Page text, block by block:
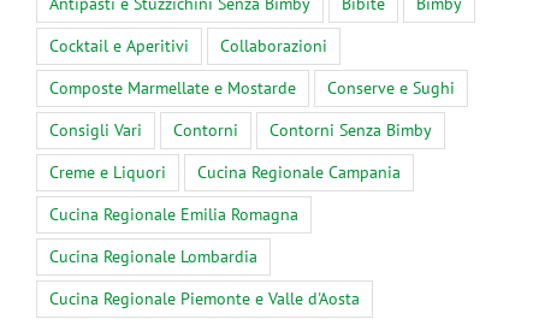
Cocktail e Aperitivi
Collaborazioni
Composte Marmellate e Mostarde
Conserve e Sughi
Consigli Vari
Contorni
Contorni Senza Bimby
Creme e Liquori
Cucina Regionale Campania
Cucina Regionale Emilia Romagna
Cucina Regionale Lombardia
Cucina Regionale Piemonte e Valle d'Aosta